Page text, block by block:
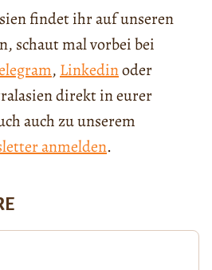
findet ihr auf unseren
schaut mal vorbei bei
, Linkedinoder
direkt in eurer
auch zu unserem
anmelden.